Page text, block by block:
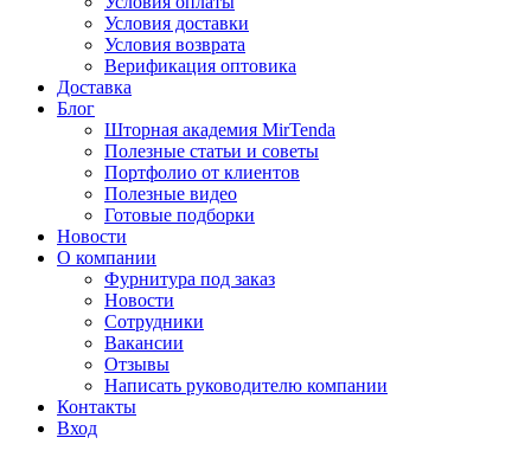
Условия доставки
Условия возврата
Верификация оптовика
Доставка
Блог
Шторная академия MirTenda
Полезные статьи и советы
Портфолио от клиентов
Полезные видео
Готовые подборки
Новости
О компании
Фурнитура под заказ
Новости
Сотрудники
Вакансии
Отзывы
Написать руководителю компании
Контакты
Вход